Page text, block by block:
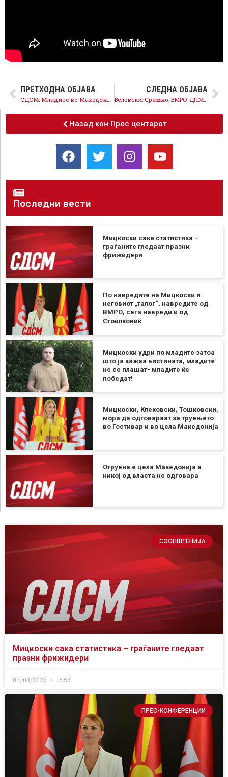
ПРЕТХОДНА ОБЈАВА СЛЕДНА ОБЈАВА
Велевски: Срамно, ВМРО-ДПМНЕ ги остави лозарите на цедило!
Назад кон Прес центарот
Последни вести
Мицкоски сака статистика –
граѓаните гледаат празни
фрижидери
По навредите на Мицкоски и
неговиот „талог“, навредите од
ВМРО, сега навреди и од
Стоилковиќ
Мицкоски удри по младите затоа
што ја кажаа вистината, младите
не се плашат- младите ќе
победат!
Мицкоски, Клековски, Тошковски,
мора да одговараат за труењето
во Гостивар и во цела Македонија
Отруена е цела Македонија а
никој од власта не одговара
СООПШТЕНИЈА
Мицкоски сака статистика – граѓаните гледаат
празни фрижидери
07/08/2026 15:55
ПРЕС-КОНФЕРЕНЦИИ